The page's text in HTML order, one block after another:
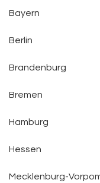
Bayern
Berlin
Brandenburg
Bremen
Hamburg
Hessen
Mecklenburg-